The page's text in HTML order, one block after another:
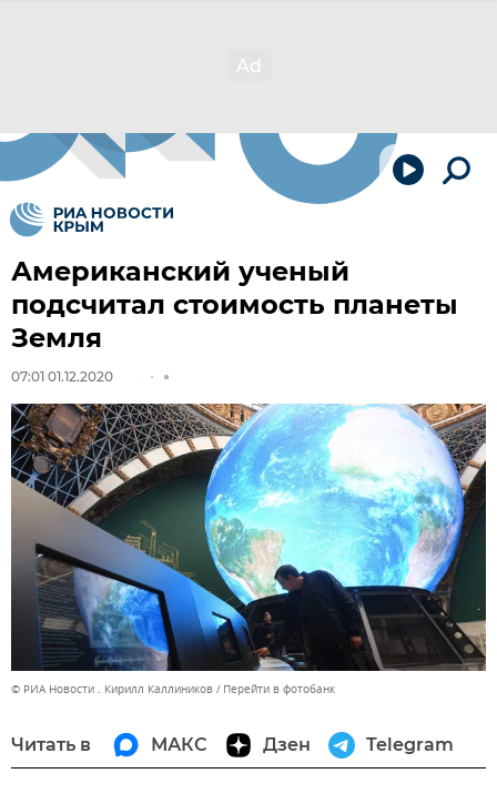
Американский ученый
подсчитал стоимость планеты
Земля
07:01 01.12.2020
© РИА Новости . Кирилл Каллиников Перейти в фотобанк
Читать в МАКС Дзен Telegram